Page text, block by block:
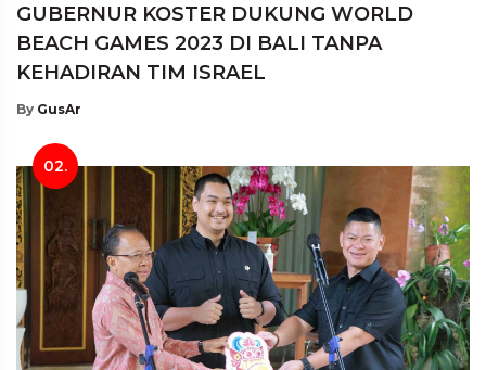
GUBERNUR KOSTER DUKUNG WORLD
BEACH GAMES 2023 DI BALI TANPA
KEHADIRAN TIM ISRAEL
By GusAr
02.